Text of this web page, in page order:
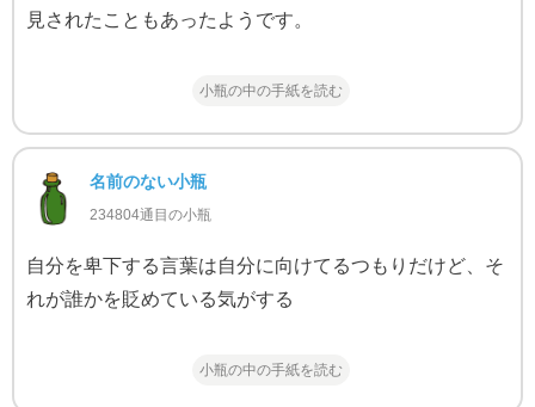
見されたこともあったようです。
小瓶の中の手紙を読む
名前のない小瓶
234804通目の小瓶
自分を卑下する言葉は自分に向けてるつもりだけど、そ
れが誰かを貶めている気がする
小瓶の中の手紙を読む